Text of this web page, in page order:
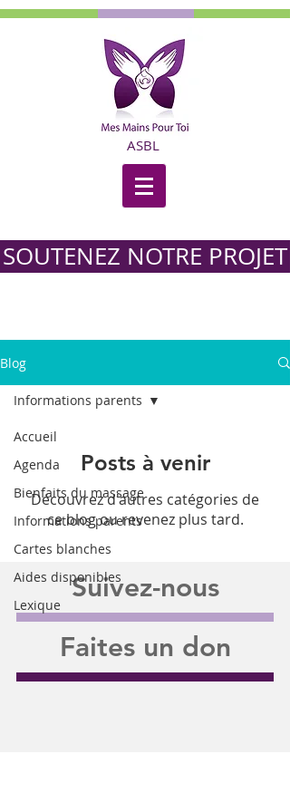
ASBL
SOUTENEZ NOTRE PROJET
Blog
Accueil
Agenda
Bienfaits du massage
Informations parents
Cartes blanches
Aides disponibles
Lexique
Informations parents
Posts à venir
Découvrez d'autres catégories de
ce blog ou revenez plus tard.
Suivez-nous
Faites un don